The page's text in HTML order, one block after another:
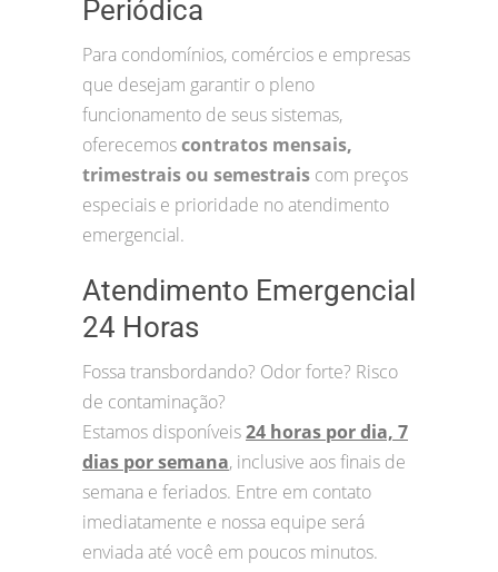
Periódica
Para condomínios, comércios e empresas
que desejam garantir o pleno
funcionamento de seus sistemas,
oferecemoscontratos mensais,
trimestrais ou semestrais com preços
especiais e prioridade no atendimento
emergencial.
Atendimento Emergencial
24 Horas
Fossa transbordando? Odor forte? Risco
de contaminação?
Estamos disponíveis24 horas por dia, 7
dias por semana, inclusive aos finais de
semana e feriados. Entre em contato
imediatamente e nossa equipe será
enviada até você em poucos minutos.